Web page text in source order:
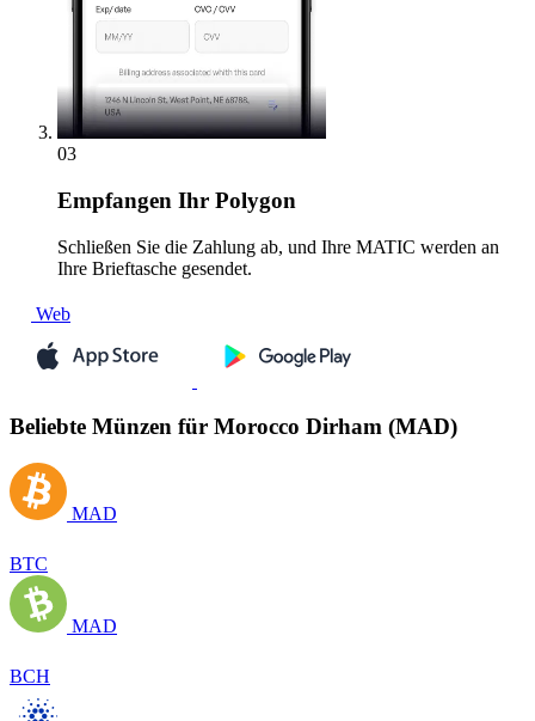
03
Empfangen Ihr Polygon
Schließen Sie die Zahlung ab, und Ihre MATIC werden an
Ihre Brieftasche gesendet.
Web
Beliebte Münzen für Morocco Dirham (MAD)
MAD
BTC
MAD
BCH